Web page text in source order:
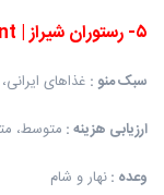
۵-رستوران شیراز|
سبک منو: غذاهای
ارزیابی هزینه: متوسط، متوسط
وعده :نهار و شام